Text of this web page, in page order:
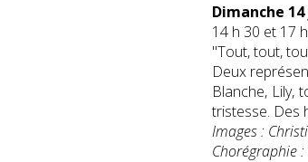
Dimanche
14 h 30 et 17
"Tout, tout,
Deux
Blanche, Lily,
tristesse. Des
Images :
Chorégraphie